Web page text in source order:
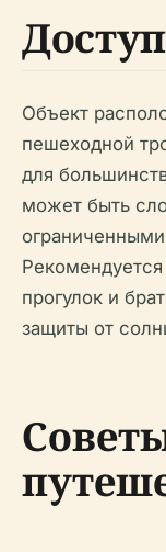
Объект
пешеходной
для
может быть
прогулок и
защиты от